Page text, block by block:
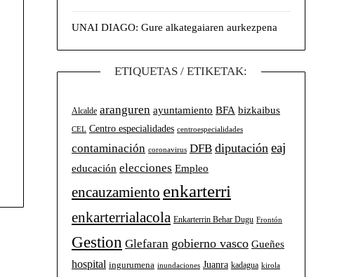
UNAI DIAGO: Gure alkategaiaren aurkezpena
ETIQUETAS / ETIKETAK:
Alcalde aranguren ayuntamiento BFA bizkaibus
CEL Centro especialidades centroespecialidades
contaminación coronavirus DFB diputación eaj
educación elecciones Empleo
encauzamiento enkarterri
enkarterrialacola Enkarterrin Behar Dugu Frontón
Gestion Glefaran gobierno vasco Gueñes
hospital ingurumena inundaciones Juanra kadagua kirola